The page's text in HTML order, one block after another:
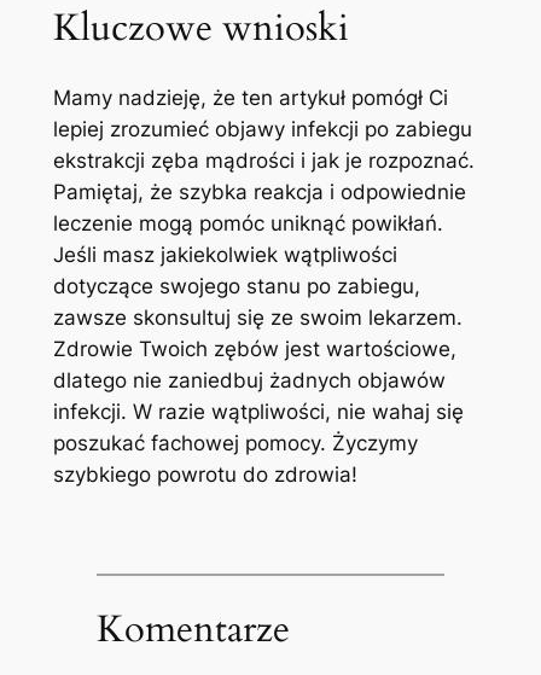
Kluczowe wnioski
Mamy nadzieję, że ten artykuł pomógł Ci
lepiej zrozumieć objawy infekcji po zabiegu
ekstrakcji zęba mądrości i jak je rozpoznać.
Pamiętaj, że szybka reakcja i odpowiednie
leczenie mogą pomóc uniknąć powikłań.
Jeśli masz jakiekolwiek wątpliwości
dotyczące swojego stanu po zabiegu,
zawsze skonsultuj się ze swoim lekarzem.
Zdrowie Twoich zębów jest wartościowe,
dlatego nie zaniedbuj żadnych objawów
infekcji. W razie wątpliwości, nie wahaj się
poszukać fachowej pomocy. Życzymy
szybkiego powrotu do zdrowia!
Komentarze